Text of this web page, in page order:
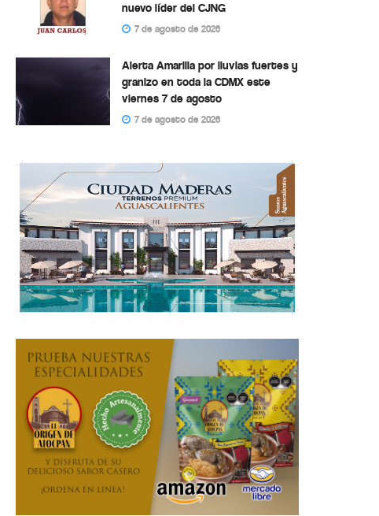
nuevo líder del CJNG
7 de agosto de 2026
Alerta Amarilla por lluvias fuertes y
granizo en toda la CDMX este
viernes 7 de agosto
7 de agosto de 2026